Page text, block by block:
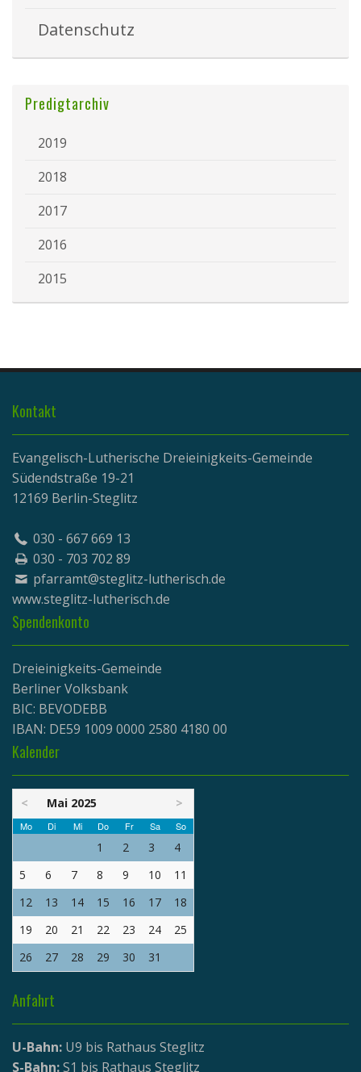
Datenschutz
Predigtarchiv
2019
2018
2017
2016
2015
Kontakt
Evangelisch-Lutherische Dreieinigkeits-Gemeinde
Südendstraße 19-21
12169 Berlin-Steglitz
030 - 667 669 13
030 - 703 702 89
pfarramt@steglitz-lutherisch.de
www.steglitz-lutherisch.de
Spendenkonto
Dreieinigkeits-Gemeinde
Berliner Volksbank
BIC: BEVODEBB
IBAN: DE59 1009 0000 2580 4180 00
Kalender
< Mai 2025 >
Mo Di Mi Do Fr Sa So
1 2 3
4
5
6 7 8 9 10
11
12
13 14 15 16 17
18
19
20 21 22 23 24
25
26
27 28 29 30 31
Anfahrt
U-Bahn: U9 bis Rathaus Steglitz
S-Bahn:S1 bis Rathaus Steglitz